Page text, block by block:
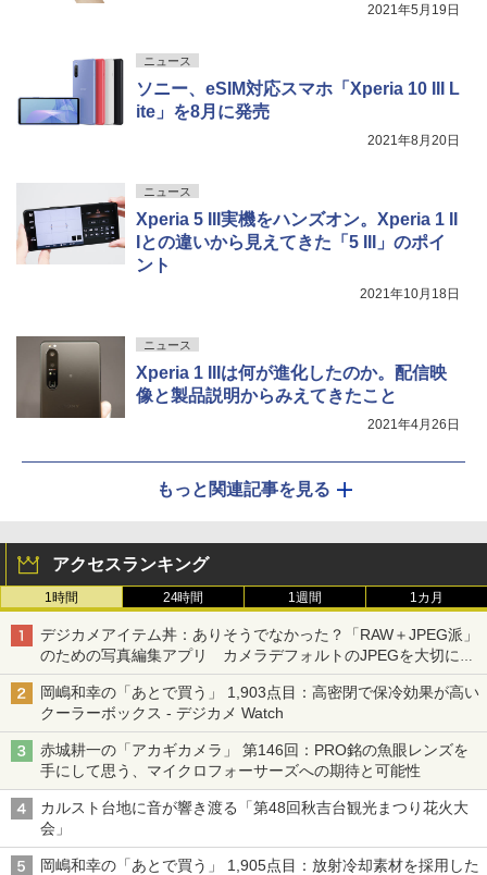
2021年5月19日
ニュース
ソニー、eSIM対応スマホ「Xperia 10 III L
ite」を8月に発売
2021年8月20日
ニュース
Xperia 5 III実機をハンズオン。Xperia 1 II
Iとの違いから見えてきた「5 III」のポイ
ント
2021年10月18日
ニュース
Xperia 1 IIIは何が進化したのか。配信映
像と製品説明からみえてきたこと
2021年4月26日
もっと関連記事を見る
アクセスランキング
1時間 24時間 1週間 1カ月
デジカメアイテム丼：ありそうでなかった？「RAW＋JPEG派」
のための写真編集アプリ カメラデフォルトのJPEGを大切にす
る「Filmator」
岡嶋和幸の「あとで買う」 1,903点目：高密閉で保冷効果が高い
クーラーボックス - デジカメ Watch
赤城耕一の「アカギカメラ」 第146回：PRO銘の魚眼レンズを
手にして思う、マイクロフォーサーズへの期待と可能性
カルスト台地に音が響き渡る「第48回秋吉台観光まつり花火大
会」
岡嶋和幸の「あとで買う」 1,905点目：放射冷却素材を採用した